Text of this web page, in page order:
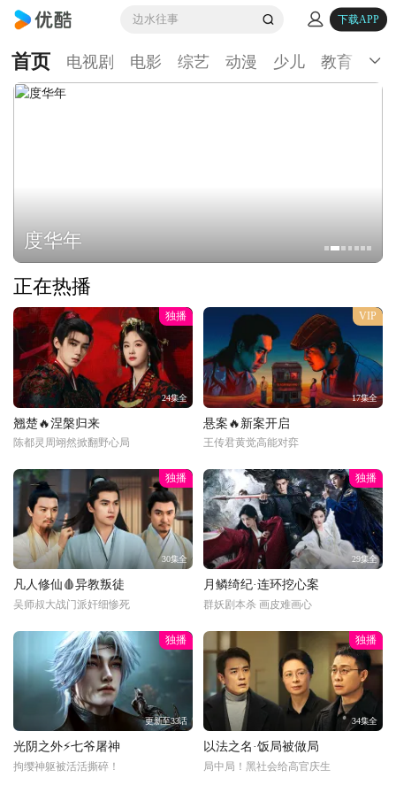
边水往事 下载APP
首页 电视剧 电影 综艺 动漫 少儿 教育 生
度华年
正在热播
独播
24集全
翘楚🔥涅槃归来
陈都灵周翊然掀翻野心局
VIP
17集全
悬案🔥新案开启
王传君黄觉高能对弈
独播
30集全
凡人修仙🩸异教叛徒
吴师叔大战门派奸细惨死
独播
29集全
月鳞绮纪·连环挖心案
群妖剧本杀 画皮难画心
独播
更新至33话
光阴之外⚡七爷屠神
拘缨神躯被活活撕碎！
独播
34集全
以法之名·饭局被做局
局中局！黑社会给高官庆生